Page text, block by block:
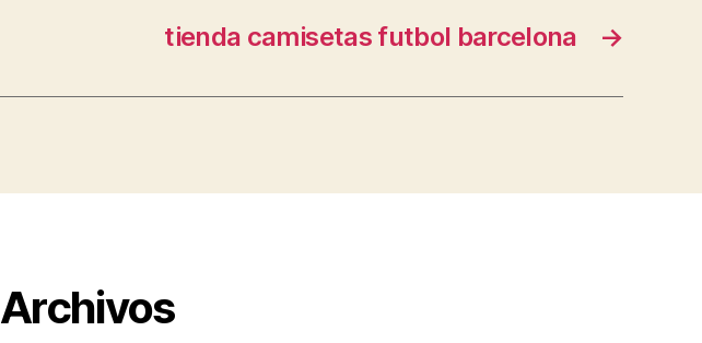
→
tienda camisetas futbol barcelona
Archivos